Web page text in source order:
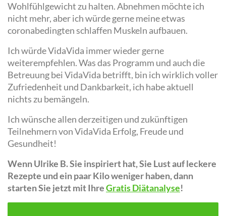
Wohlfühlgewicht zu halten. Abnehmen möchte ich
nicht mehr, aber ich würde gerne meine etwas
coronabedingten schlaffen Muskeln aufbauen.
Ich würde VidaVida immer wieder gerne
weiterempfehlen. Was das Programm und auch die
Betreuung bei VidaVida betrifft, bin ich wirklich voller
Zufriedenheit und Dankbarkeit, ich habe aktuell
nichts zu bemängeln.
Ich wünsche allen derzeitigen und zukünftigen
Teilnehmern von VidaVida Erfolg, Freude und
Gesundheit!
Wenn Ulrike B. Sie inspiriert hat, Sie Lust auf leckere
Rezepte und ein paar Kilo weniger haben, dann
starten Sie jetzt mit IhreGratis Diätanalyse!